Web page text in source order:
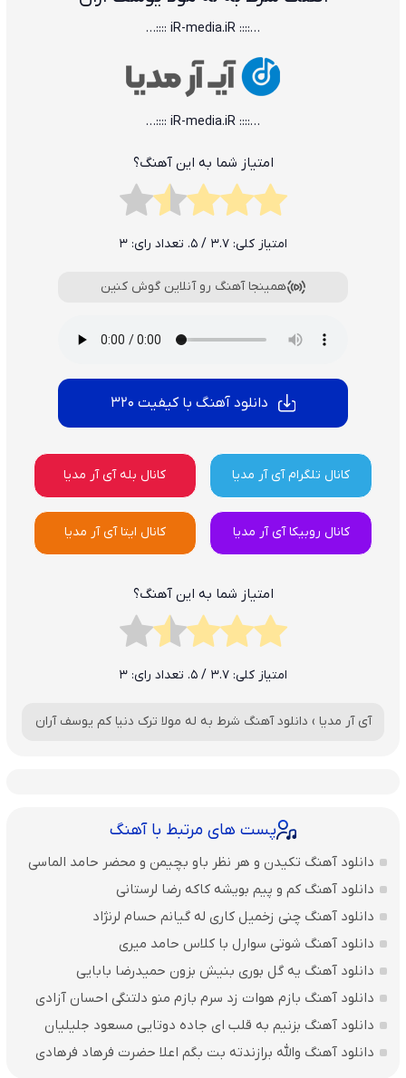
…:::: iR-media.iR ::::…
…:::: iR-media.iR ::::…
امتیاز شما به این آهنگ؟
امتیاز کلی: 3.7 / 5. تعداد رای: 3
همینجا آهنگ رو آنلاین گوش کنین
دانلود آهنگ با کیفیت 320
کانال تلگرام آی آر مدیا کانال بله آی آر مدیا
کانال روبیکا آی آر مدیا کانال ایتا آی آر مدیا
امتیاز شما به این آهنگ؟
امتیاز کلی: 3.7 / 5. تعداد رای: 3
آی آر مدیا › دانلود آهنگ شرط به له مولا ترک دنیا کم یوسف آران
پست های مرتبط با آهنگ
دانلود آهنگ تکیدن و هر نظر باو بچیمن و محضر حامد الماسی
دانلود آهنگ کم و پیم بویشه کاکه رضا لرستانی
دانلود آهنگ چنی زخمیل کاری له گیانم حسام لرنژاد
دانلود آهنگ شوتی سوارل با کلاس حامد میری
دانلود آهنگ یه گل بوری بنیش بزون حمیدرضا بابایی
دانلود آهنگ بازم هوات زد سرم بازم منو دلتنگی احسان آزادی
دانلود آهنگ بزنیم به قلب ای جاده دوتایی مسعود جلیلیان
دانلود آهنگ والله برازندته بت بگم اعلا حضرت فرهاد فرهادی